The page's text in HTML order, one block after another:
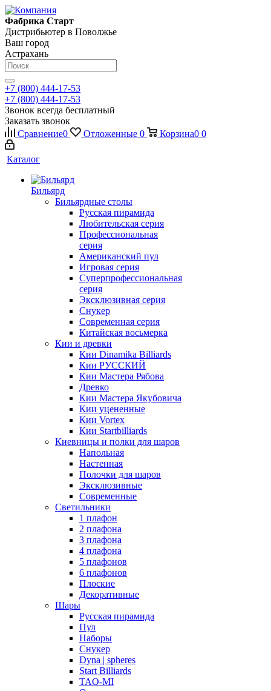
Фабрика Старт
Дистрибьютер в Поволжье
Ваш город
Астрахань
+7 (800) 444-17-53
+7 (800) 444-17-53
Звонок всегда бесплатный
Заказать звонок
Сравнение0 Отложенные 0 Корзина0 0
Каталог
Бильярд
Бильярдные столы
Русская пирамида
Любительская серия
Профессиональная
серия
Американский пул
Игровая серия
Суперпрофессиональная
серия
Эксклюзивная серия
Снукер
Современная серия
Китайская восьмерка
Кии и древки
Кии Dinamika Billiards
Кии РУССКИЙ
Кии Мастера Рябова
Древко
Кии Мастера Якубовича
Кии уцененные
Кии Vortex
Кии Startbilliards
Киевницы и полки для шаров
Напольная
Настенная
Полочки для шаров
Эксклюзивные
Современные
Светильники
1 плафон
2 плафона
3 плафона
4 плафона
5 плафонов
6 плафонов
Плоские
Декоративные
Шары
Русская пирамида
Пул
Наборы
Снукер
Dyna | spheres
Start Billiards
TAO-MI